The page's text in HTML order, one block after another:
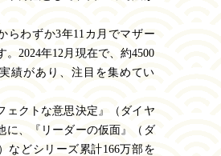
らわずか3年11カ月でマザー
。2024年12月現在で、約4500
績があり、注目を集めてい
ェクトな意思決定』（ダイヤ
に、『リーダーの仮面』（ダ
などシリーズ累計166万部を